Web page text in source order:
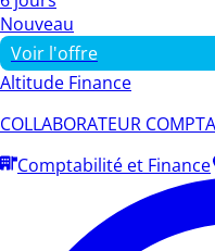
Nouveau
Voir l'offre
Altitude Finance
COLLABORATEUR
Comptabilité et Finance